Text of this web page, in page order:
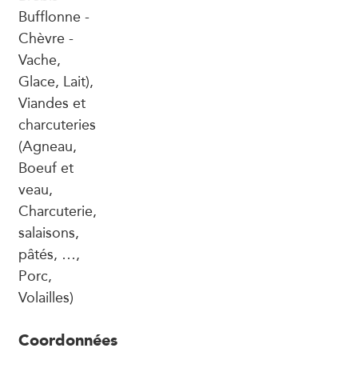
Bufflonne -
Chèvre -
Vache,
Glace, Lait),
Viandes et
charcuteries
(Agneau,
Boeuf et
veau,
Charcuterie,
salaisons,
pâtés, …,
Porc,
Volailles)
Coordonnées